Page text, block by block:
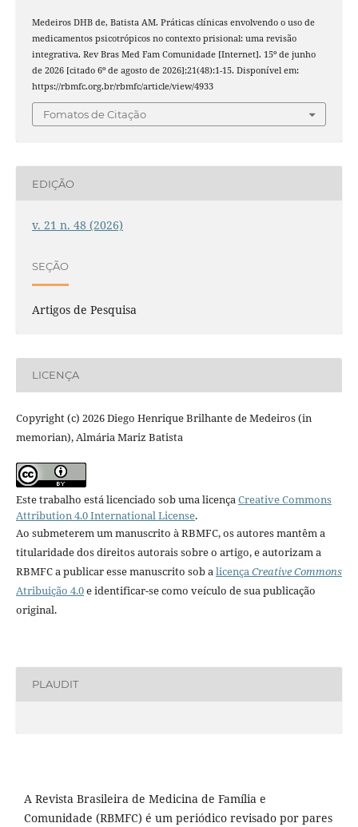
Medeiros DHB de, Batista AM. Práticas clínicas envolvendo o uso de
medicamentos psicotrópicos no contexto prisional: uma revisão
integrativa. Rev Bras Med Fam Comunidade [Internet]. 15º de junho
de 2026 [citado 6º de agosto de 2026];21(48):1-15. Disponível em:
https://rbmfc.org.br/rbmfc/article/view/4933
Fomatos de Citação
EDIÇÃO
v. 21 n. 48 (2026)
SEÇÃO
Artigos de Pesquisa
LICENÇA
Copyright (c) 2026 Diego Henrique Brilhante de Medeiros (in
memorian), Almária Mariz Batista
Este trabalho está licenciado sob uma licença Creative Commons
Attribution 4.0 International License.
Ao submeterem um manuscrito à RBMFC, os autores mantêm a
titularidade dos direitos autorais sobre o artigo, e autorizam a
RBMFC a publicar esse manuscrito sob a licença Creative Commons
Atribuição 4.0e identificar-se como veículo de sua publicação
original.
PLAUDIT
A Revista Brasileira de Medicina de Família e
Comunidade (RBMFC) é um periódico revisado por pares